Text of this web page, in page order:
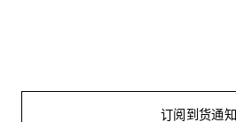
订阅到货通知
思琳商贸（上海）有限公司
沪公网安备 31010602005569